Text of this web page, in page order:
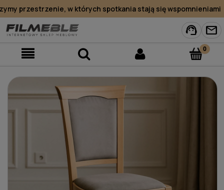
przestrzenie, w których spotkania stają się wspomnieniami
support_agent mail